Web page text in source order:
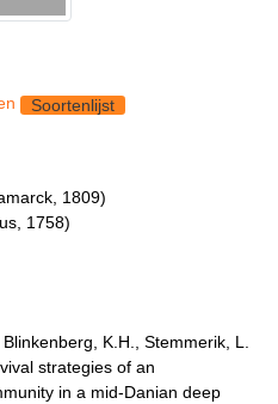
Soortenlijst
1809)
1758)
K.H., Stemmerik, L.
strategies of an
in a mid-Danian deep